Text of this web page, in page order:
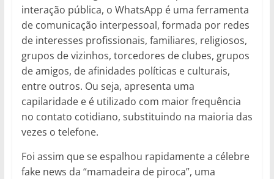
interação pública, o WhatsApp é uma ferramenta
de comunicação interpessoal, formada por redes
de interesses profissionais, familiares, religiosos,
grupos de vizinhos, torcedores de clubes, grupos
de amigos, de afinidades políticas e culturais,
entre outros. Ou seja, apresenta uma
capilaridade e é utilizado com maior frequência
no contato cotidiano, substituindo na maioria das
vezes o telefone.
Foi assim que se espalhou rapidamente a célebre
fake news da “mamadeira de piroca”, uma